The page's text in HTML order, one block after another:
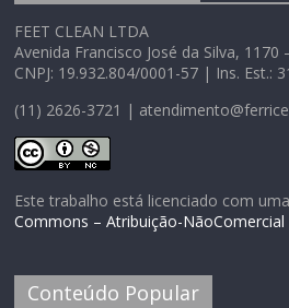
FEET CLEAN LTDA
Avenida Francisco José da Silva, 1170
CNPJ: 19.932.804/0001-57 | Ins. Est.:
(11) 2626-3721 |
Este trabalho está licenciado com
Commons – Atribuição-NãoComercial
Conteúdo Popular